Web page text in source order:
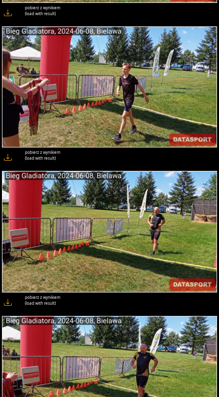
pobierz z wynikiem
(load with result)
pobierz z wynikiem
(load with result)
pobierz z wynikiem
(load with result)